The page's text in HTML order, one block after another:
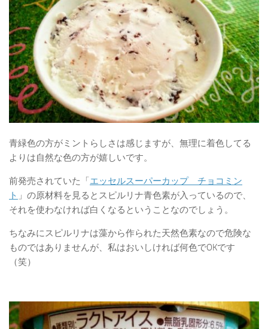
青緑色の方がミントらしさは感じますが、無理に着色してる
よりは自然な色の方が嬉しいです。
前発売されていた「エッセルスーパーカップ チョコミン
ト 」の原材料を見るとスピルリナ青色素が入っているので、
それを使わなければ白くなるということなのでしょう。
ちなみにスピルリナは藻から作られた天然色素なので危険な
ものではありませんが、私はおいしければ何色でOKです
（笑）